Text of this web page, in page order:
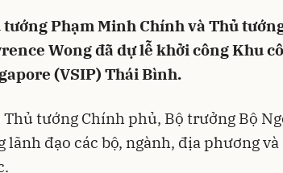
tướng Phạm Minh Chính và Thủ
Wong đã dự lễ khởi công Khu
(VSIP) Thái Bình.
Thủ tướng Chính phủ, Bộ trưởng Bộ
lãnh đạo các bộ, ngành, địa phương và